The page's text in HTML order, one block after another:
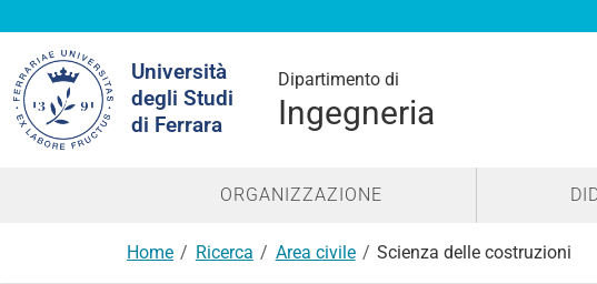
Università
degli Studi
di Ferrara
Dipartimento di
Ingegneria
nel
sito
ORGANIZZAZIONE
Home Ricerca Area civile Scienza delle costruzioni